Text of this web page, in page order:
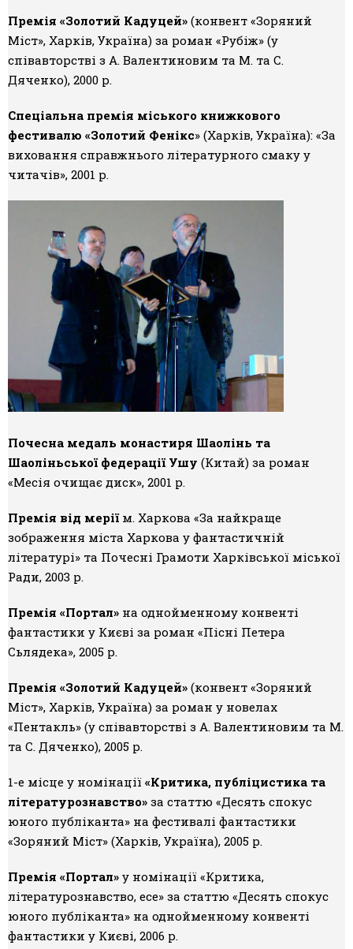
Премія «Золотий Кадуцей» (конвент «Зоряний
Міст», Харків, Україна) за роман «Рубіж» (у
співавторстві з А. Валентиновим та М. та С.
Дяченко), 2000 р.
Спеціальна премія міського книжкового
фестивалю «Золотий Фенікс» (Харків, Україна): «За
виховання справжнього літературного смаку у
читачів», 2001 р.
Почесна медаль монастиря Шаолінь та
Шаоліньської федерації Ушу (Китай) за роман
«Месія очищає диск», 2001 р.
Премія від меріїм. Харкова «За найкраще
зображення міста Харкова у фантастичній
літературі» та Почесні Грамоти Харківської міської
Ради, 2003 р.
Премія «Портал» на однойменному конвенті
фантастики у Києві за роман «Пісні Петера
Сьлядека», 2005 р.
Премія «Золотий Кадуцей» (конвент «Зоряний
Міст», Харків, Україна) за роман у новелах
«Пентакль» (у співавторстві з А. Валентиновим та М.
та С. Дяченко), 2005 р.
1-е місце у номінації «Критика, публіцистика та
літературознавство» за статтю «Десять спокус
юного публіканта» на фестивалі фантастики
«Зоряний Міст» (Харків, Україна), 2005 р.
Премія «Портал» у номінації «Критика,
літературознавство, есе» за статтю «Десять спокус
юного публіканта» на однойменному конвенті
фантастики у Києві, 2006 р.